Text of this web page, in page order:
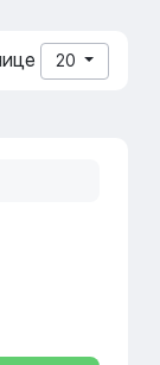
20